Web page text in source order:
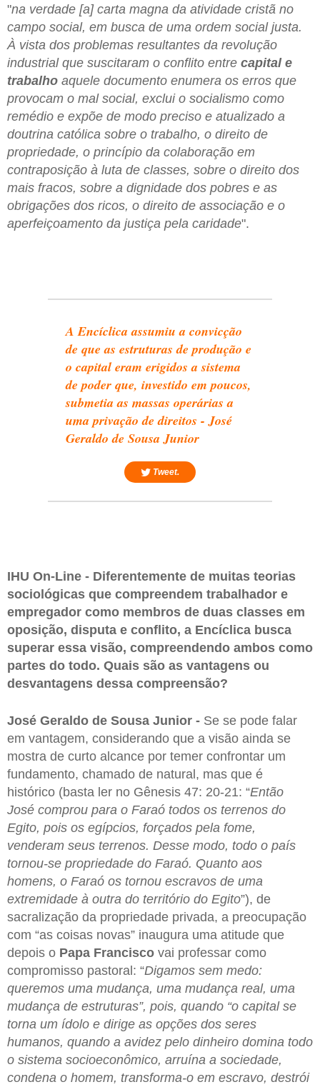
"na verdade [a] carta magna da atividade cristã no
campo social, em busca de uma ordem social justa.
À vista dos problemas resultantes da revolução
industrial que suscitaram o conflito entre capital e
trabalho aquele documento enumera os erros que
provocam o mal social, exclui o socialismo como
remédio e expõe de modo preciso e atualizado a
doutrina católica sobre o trabalho, o direito de
propriedade, o princípio da colaboração em
contraposição à luta de classes, sobre o direito dos
mais fracos, sobre a dignidade dos pobres e as
obrigações dos ricos, o direito de associação e o
aperfeiçoamento da justiça pela caridade".
A Encíclica assumiu a convicção
de que as estruturas de produção e
o capital eram erigidos a sistema
de poder que, investido em poucos,
submetia as massas operárias a
uma privação de direitos - José
Geraldo de Sousa Junior
Tweet.
IHU On-Line - Diferentemente de muitas teorias
sociológicas que compreendem trabalhador e
empregador como membros de duas classes em
oposição, disputa e conflito, a Encíclica busca
superar essa visão, compreendendo ambos como
partes do todo. Quais são as vantagens ou
desvantagens dessa compreensão?
José Geraldo de Sousa Junior - Se se pode falar
em vantagem, considerando que a visão ainda se
mostra de curto alcance por temer confrontar um
fundamento, chamado de natural, mas que é
histórico (basta ler no Gênesis 47: 20-21: “Então
José comprou para o Faraó todos os terrenos do
Egito, pois os egípcios, forçados pela fome,
venderam seus terrenos. Desse modo, todo o país
tornou-se propriedade do Faraó. Quanto aos
homens, o Faraó os tornou escravos de uma
extremidade à outra do território do Egito”), de
sacralização da propriedade privada, a preocupação
com “as coisas novas” inaugura uma atitude que
depois o Papa Francisco vai professar como
compromisso pastoral: “Digamos sem medo:
queremos uma mudança, uma mudança real, uma
mudança de estruturas”, pois, quando “o capital se
torna um ídolo e dirige as opções dos seres
humanos, quando a avidez pelo dinheiro domina todo
o sistema socioeconômico, arruína a sociedade,
condena o homem, transforma-o em escravo, destrói